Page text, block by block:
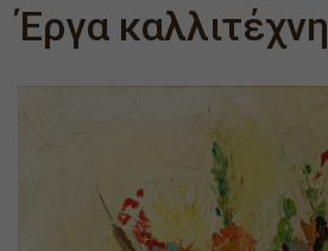
Έργα καλλιτέχνη